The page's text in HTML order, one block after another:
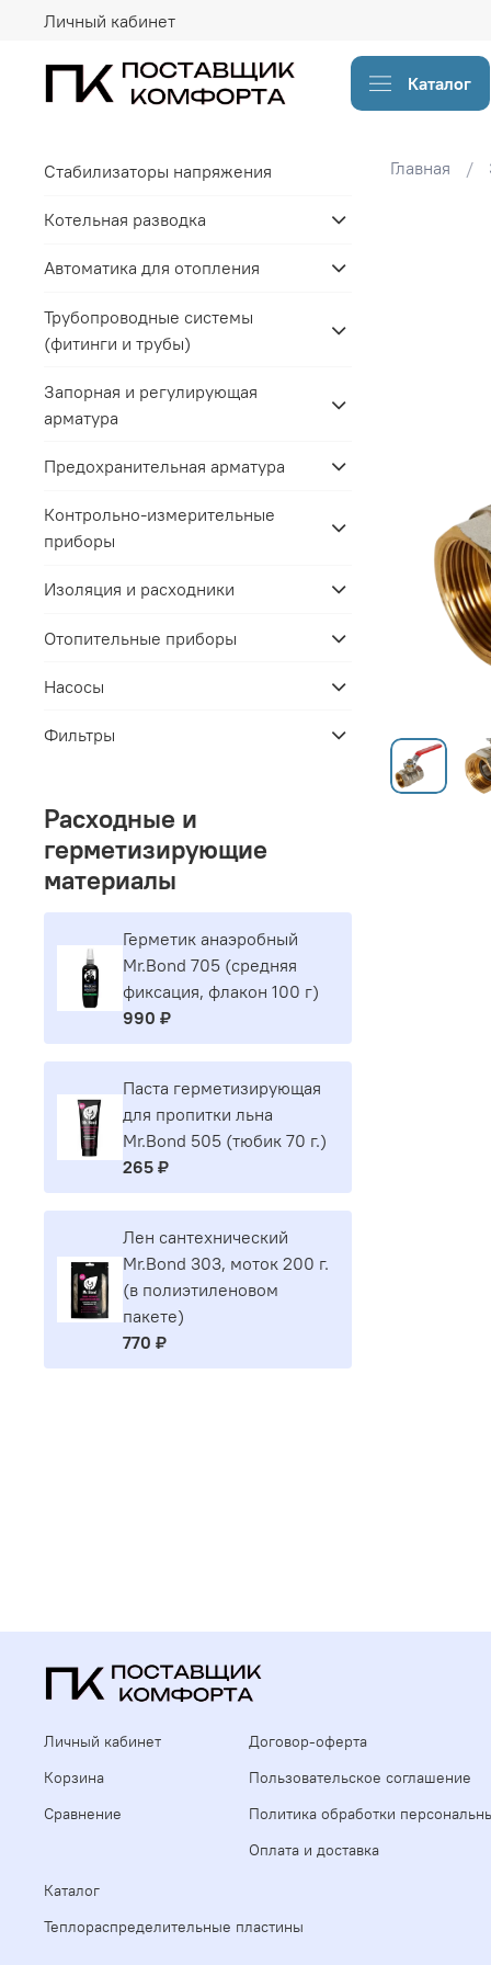
Личный кабинет
Каталог
Главная
Стабилизаторы напряжения
Котельная разводка
Автоматика для отопления
Трубопроводные системы
(фитинги и трубы)
Запорная и регулирующая
арматура
Предохранительная арматура
Контрольно-измерительные
приборы
Изоляция и расходники
Отопительные приборы
Насосы
Фильтры
Расходные и
герметизирующие
материалы
Герметик aнaэpoбный
Mr.Bond 705 (средняя
фиксация, флакон 100 г)
990 ₽
Паста герметизирующая
для пропитки льна
Mr.Bond 505 (тюбик 70 г.)
265 ₽
Лен сантехнический
Mr.Bond 303, моток 200 г.
(в полиэтиленовом
пакете)
770 ₽
Личный кабинет
Корзина
Сравнение
Договор-оферта
Пользовательское соглашение
Политика обработки
Оплата и доставка
Каталог
Теплораспределительные пластины